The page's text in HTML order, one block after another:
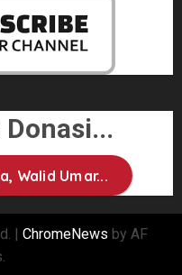
Walid Umar...
| ChromeNews by AF